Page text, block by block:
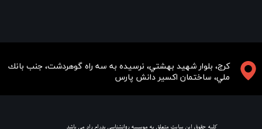
​​​كرج، بلوار شهيد بهشتي، نرسيده به سه راه گوهردشت، جنب بانك
ملي، ساختمان اكسير دانش پارس
​ كليه حقوق اين سايت متعلق به موسسه روانشناسي پدرام راد مي باشد